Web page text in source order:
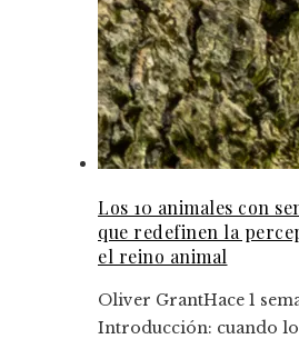
Los 10 animales con
que redefinen la
el reino animal
Oliver GrantHace 1
Introducción: cuando